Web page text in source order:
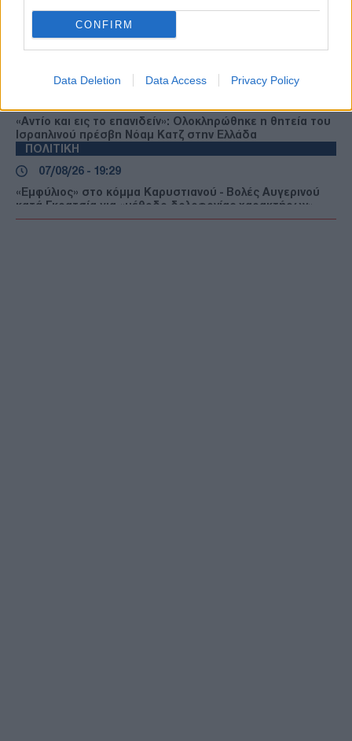
CONFIRM
Data Deletion Data Access Privacy Policy
07/08/26 - 19:50
Τουρκικός Τύπος: Γιατί οι Τούρκοι προτιμούν μαζικά τα
ΠΟΛΙΤΙΚΗ
«Αντίο και εις το επανιδείν»: Ολοκληρώθηκε η θητεία του
Ισραηλινού πρέσβη Νόαμ Κατζ στην Ελλάδα
ΠΟΛΙΤΙΚΗ
07/08/26 - 19:29
«Εμφύλιος» στο κόμμα Καρυστιανού - Βολές Αυγερινού
κατά Γκρατσία για «μέθοδο δολοφονίας χαρακτήρων»
ΔΙΕΘΝΗ